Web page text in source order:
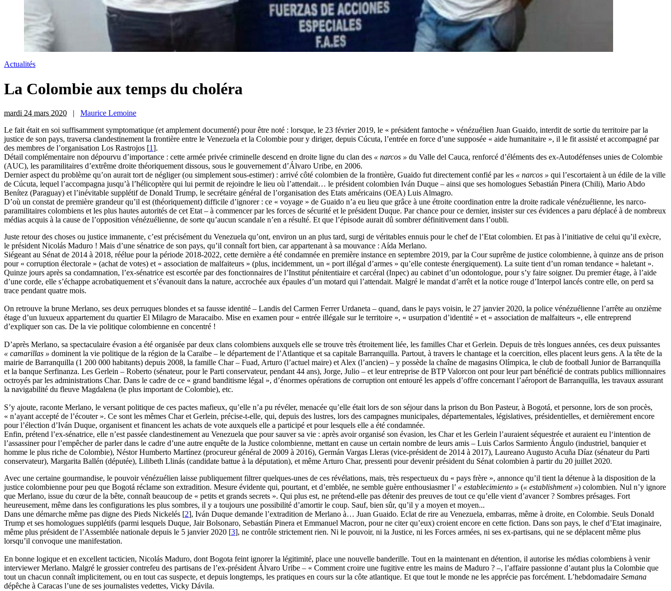
Actualités
La Colombie aux temps du choléra
mardi 24 mars 2020 | Maurice Lemoine
Le fait était en soi suffisamment symptomatique (et amplement documenté) pour être noté : lorsque, le 23 février 2019, le « président fantoche » vénézuélien Juan Guaido, interdit de sortie du territoire par la
justice de son pays, traversa clandestinement la frontière entre le Venezuela et la Colombie pour y diriger, depuis Cúcuta, l’entrée en force d’une supposée « aide humanitaire », il le fit assisté et accompagné par
des membres de l’organisation Los Rastrojos [1].
Détail complémentaire non dépourvu d’importance : cette armée privée criminelle descend en droite ligne du clan des « narcos » du Valle del Cauca, renforcé d’éléments des ex-Autodéfenses unies de Colombie
(AUC), les paramilitaires d’extrême droite théoriquement dissous, sous le gouvernement d’Álvaro Uribe, en 2006.
Dernier aspect du problème qu’on aurait tort de négliger (ou simplement sous-estimer) : arrivé côté colombien de la frontière, Guaido fut directement confié par les « narcos » qui l’escortaient à un édile de la ville
de Cúcuta, lequel l’accompagna jusqu’à l’hélicoptère qui lui permit de rejoindre le lieu où l’attendait… le président colombien Iván Duque – ainsi que ses homologues Sebastián Pinera (Chili), Mario Abdo
Benítez (Paraguay) et l’inévitable supplétif de Donald Trump, le secrétaire général de l’organisation des Etats américains (OEA) Luis Almagro.
D’où un constat de première grandeur qu’il est (théoriquement) difficile d’ignorer : ce « voyage » de Guaido n’a eu lieu que grâce à une étroite coordination entre la droite radicale vénézuélienne, les narco-
paramilitaires colombiens et les plus hautes autorités de cet Etat – à commencer par les forces de sécurité et le président Duque. Par chance pour ce dernier, insister sur ces évidences a paru déplacé à de nombreux
médias acquis à la cause de l’opposition vénézuélienne, de sorte qu’aucun scandale n’en a résulté. Et que l’épisode aurait dû sombrer définitivement dans l’oubli.
Juste retour des choses ou justice immanente, c’est précisément du Venezuela qu’ont, environ un an plus tard, surgi de véritables ennuis pour le chef de l’Etat colombien. Et pas à l’initiative de celui qu’il exècre,
le président Nicolás Maduro ! Mais d’une sénatrice de son pays, qu’il connaît fort bien, car appartenant à sa mouvance : Aída Merlano.
Siégeant au Sénat de 2014 à 2018, réélue pour la période 2018-2022, cette dernière a été condamnée en première instance en septembre 2019, par la Cour suprême de justice colombienne, à quinze ans de prison
pour « corruption électorale » (achat de votes) et « association de malfaiteurs » (plus, incidemment, un « port illégal d’armes » qu’elle conteste énergiquement). La suite tient d’un roman tendance « haletant ».
Quinze jours après sa condamnation, l’ex-sénatrice est escortée par des fonctionnaires de l’Institut pénitentiaire et carcéral (Inpec) au cabinet d’un odontologue, pour s’y faire soigner. Du premier étage, à l’aide
d’une corde, elle s’échappe acrobatiquement et s’évanouit dans la nature, accrochée aux épaules d’un motard qui l’attendait. Malgré le mandat d’arrêt et la notice rouge d’Interpol lancés contre elle, on perd sa
trace pendant quatre mois.
On retrouve la brune Merlano, ses deux perruques blondes et sa fausse identité – Landis del Carmen Ferrer Urdaneta – quand, dans le pays voisin, le 27 janvier 2020, la police vénézuélienne l’arrête au onzième
étage d’un luxueux appartement du quartier El Milagro de Maracaibo. Mise en examen pour « entrée illégale sur le territoire », « usurpation d’identité » et « association de malfaiteurs », elle entreprend
d’expliquer son cas. De la vie politique colombienne en concentré !
D’après Merlano, sa spectaculaire évasion a été organisée par deux clans colombiens auxquels elle se trouve très étroitement liée, les familles Char et Gerlein. Depuis de très longues années, ces deux puissantes
« camarillas » dominent la vie politique de la région de la Caraïbe – le département de l’Atlantique et sa capitale Barranquilla. Partout, à travers le chantage et la coercition, elles placent leurs gens. A la tête de la
mairie de Barranquilla (1 200 000 habitants) depuis 2008, la famille Char – Fuad, Arturo (l’actuel maire) et Alex (l’ancien) – y possède la chaîne de magasins Olímpica, le club de football Junior de Barranquilla
et la banque Serfinanza. Les Gerlein – Roberto (sénateur, pour le Parti conservateur, pendant 44 ans), Jorge, Julio – et leur entreprise de BTP Valorcon ont pour leur part bénéficié de contrats publics millionnaires
octroyés par les administrations Char. Dans le cadre de ce « grand banditisme légal », d’énormes opérations de corruption ont entouré les appels d’offre concernant l’aéroport de Barranquilla, les travaux assurant
la navigabilité du fleuve Magdalena (le plus important de Colombie), etc.
S’y ajoute, raconte Merlano, le versant politique de ces pactes mafieux, qu’elle n’a pu révéler, menacée qu’elle était lors de son séjour dans la prison du Bon Pasteur, à Bogotá, et personne, lors de son procès,
« n’ayant accepté de l’écouter ». Ce sont les mêmes Char et Gerlein, précise-t-elle, qui, depuis des lustres, lors des campagnes municipales, départementales, législatives, présidentielles, et dernièrement encore
pour l’élection d’Iván Duque, organisent et financent les achats de vote auxquels elle a participé et pour lesquels elle a été condamnée.
Enfin, prétend l’ex-sénatrice, elle n’est passée clandestinement au Venezuela que pour sauver sa vie : après avoir organisé son évasion, les Char et les Gerlein l’auraient séquestrée et auraient eu l‘intention de
l’assassiner pour l’empêcher de parler dans le cadre d’une autre enquête de la Justice colombienne, mettant en cause un certain nombre de leurs amis – Luis Carlos Sarmiento Ángulo (industriel, banquier et
homme le plus riche de Colombie), Néstor Humberto Martínez (procureur général de 2009 à 2016), Germán Vargas Lleras (vice-président de 2014 à 2017), Laureano Augusto Acuña Díaz (sénateur du Parti
conservateur), Margarita Ballén (députée), Lilibeth Llinás (candidate battue à la députation), et même Arturo Char, pressenti pour devenir président du Sénat colombien à partir du 20 juillet 2020.
Avec une certaine gourmandise, le pouvoir vénézuélien laisse publiquement filtrer quelques-unes de ces révélations, mais, très respectueux du « pays frère », annonce qu’il tient la détenue à la disposition de la
justice colombienne pour peu que Bogotá réclame son extradition. Mesure évidente qui, pourtant, et d’emblée, ne semble guère enthousiasmer l’ « establecimiento » (« establishment ») colombien. Nul n’y ignore
que Merlano, issue du cœur de la bête, connaît beaucoup de « petits et grands secrets ». Qui plus est, ne prétend-elle pas détenir des preuves de tout ce qu’elle vient d’avancer ? Sombres présages. Fort
heureusement, même dans les configurations les plus sombres, il y a toujours une possibilité d’amortir le coup. Sauf, bien sûr, qu’il y a moyen et moyen...
Dans une démarche même pas digne des Pieds Nickelés [2], Iván Duque demande l’extradition de Merlano à… Juan Guaido. Eclat de rire au Venezuela, embarras, même à droite, en Colombie. Seuls Donald
Trump et ses homologues supplétifs (parmi lesquels Duque, Jair Bolsonaro, Sebastián Pinera et Emmanuel Macron, pour ne citer qu’eux) croient encore en cette fiction. Dans son pays, le chef d’Etat imaginaire,
même plus président de l’Assemblée nationale depuis le 5 janvier 2020 [3], ne contrôle strictement rien. Ni le pouvoir, ni la Justice, ni les Forces armées, ni ses ex-partisans, qui ne se déplacent même plus
lorsqu’il convoque une manifestation.
En bonne logique et en excellent tacticien, Nicolás Maduro, dont Bogota feint ignorer la légitimité, place une nouvelle banderille. Tout en la maintenant en détention, il autorise les médias colombiens à venir
interviewer Merlano. Malgré le grossier contrefeu des partisans de l’ex-président Álvaro Uribe – « Comment croire une fugitive entre les mains de Maduro ? –, l’affaire passionne d’autant plus la Colombie que
tout un chacun connaît implicitement, ou en tout cas suspecte, et depuis longtemps, les pratiques en cours sur la côte atlantique. Et que tout le monde ne les apprécie pas forcément. L’hebdomadaire Semana
dépêche à Caracas l’une de ses journalistes vedettes, Vicky Dávila.